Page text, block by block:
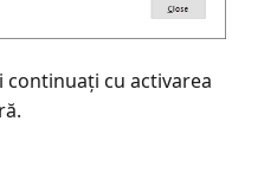
continuați cu activarea